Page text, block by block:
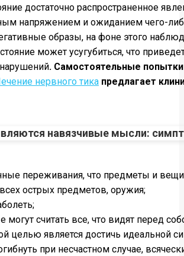
достаточно распространенное
напряжением и ожиданием чего-
образы, на фоне этого
может усугубиться, что
. Самостоятельные
нервного тика предлагает
навязчивые мысли:
переживания, что предметы и
острых предметов, оружия;
могут считать все, что видят перед
целью является достичь идеальной
при несчастном случае,